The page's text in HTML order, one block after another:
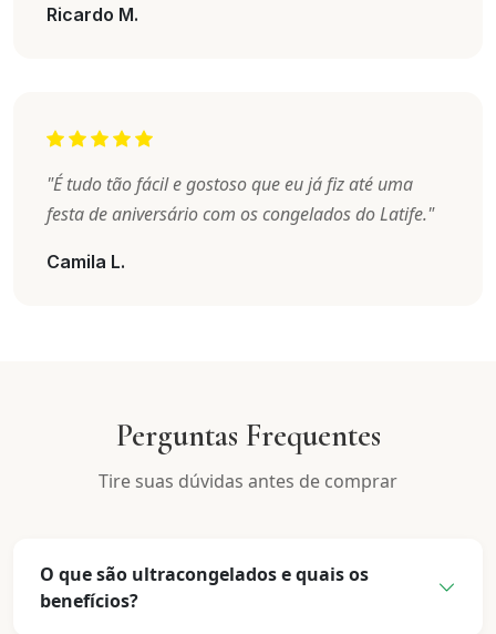
Ricardo M.
"É tudo tão fácil e gostoso que eu já fiz até uma
festa de aniversário com os congelados do Latife."
Camila L.
Perguntas Frequentes
Tire suas dúvidas antes de comprar
O que são ultracongelados e quais os
benefícios?